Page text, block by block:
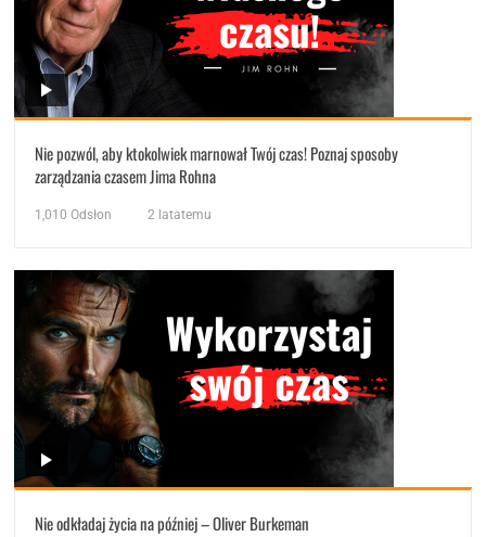
Nie pozwól, aby ktokolwiek marnował Twój czas! Poznaj sposoby
zarządzania czasem Jima Rohna
1,010 Odsłon 2 latatemu
Nie odkładaj życia na później – Oliver Burkeman